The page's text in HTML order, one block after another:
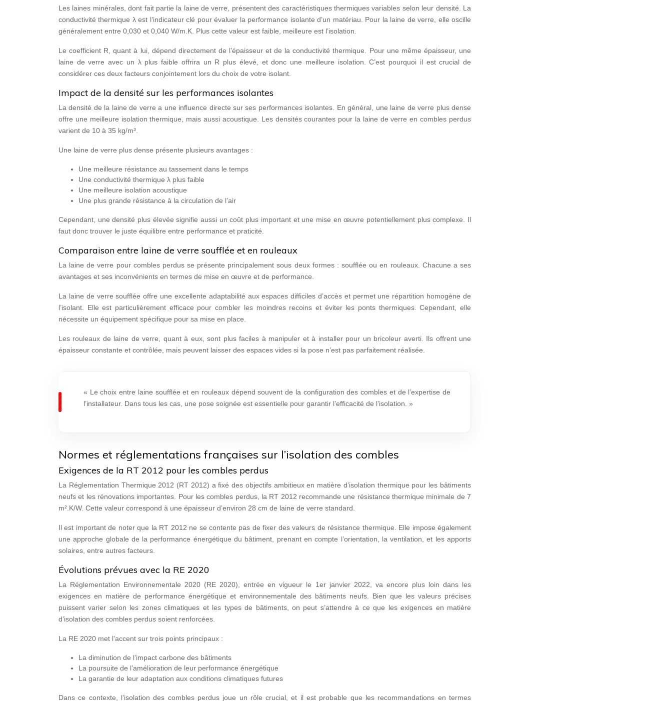
Les laines minérales, dont fait partie la laine de verre, présentent des caractéristiques thermiques variables selon leur densité. La
conductivité thermique λ est l’indicateur clé pour évaluer la performance isolante d’un matériau. Pour la laine de verre, elle oscille
généralement entre 0,030 et 0,040 W/m.K. Plus cette valeur est faible, meilleure est l’isolation.
Le coefficient R, quant à lui, dépend directement de l’épaisseur et de la conductivité thermique. Pour une même épaisseur, une
laine de verre avec un λ plus faible offrira un R plus élevé, et donc une meilleure isolation. C’est pourquoi il est crucial de
considérer ces deux facteurs conjointement lors du choix de votre isolant.
Impact de la densité sur les performances isolantes
La densité de la laine de verre a une influence directe sur ses performances isolantes. En général, une laine de verre plus dense
offre une meilleure isolation thermique, mais aussi acoustique. Les densités courantes pour la laine de verre en combles perdus
varient de 10 à 35 kg/m³.
Une laine de verre plus dense présente plusieurs avantages :
Une meilleure résistance au tassement dans le temps
Une conductivité thermique λ plus faible
Une meilleure isolation acoustique
Une plus grande résistance à la circulation de l’air
Cependant, une densité plus élevée signifie aussi un coût plus important et une mise en œuvre potentiellement plus complexe. Il
faut donc trouver le juste équilibre entre performance et praticité.
Comparaison entre laine de verre soufflée et en rouleaux
La laine de verre pour combles perdus se présente principalement sous deux formes : soufflée ou en rouleaux. Chacune a ses
avantages et ses inconvénients en termes de mise en œuvre et de performance.
La laine de verre soufflée offre une excellente adaptabilité aux espaces difficiles d’accès et permet une répartition homogène de
l’isolant. Elle est particulièrement efficace pour combler les moindres recoins et éviter les ponts thermiques. Cependant, elle
nécessite un équipement spécifique pour sa mise en place.
Les rouleaux de laine de verre, quant à eux, sont plus faciles à manipuler et à installer pour un bricoleur averti. Ils offrent une
épaisseur constante et contrôlée, mais peuvent laisser des espaces vides si la pose n’est pas parfaitement réalisée.
« Le choix entre laine soufflée et en rouleaux dépend souvent de la configuration des combles et de l’expertise de
l’installateur. Dans tous les cas, une pose soignée est essentielle pour garantir l’efficacité de l’isolation. »
Normes et réglementations françaises sur l’isolation des combles
Exigences de la RT 2012 pour les combles perdus
La Réglementation Thermique 2012 (RT 2012) a fixé des objectifs ambitieux en matière d’isolation thermique pour les bâtiments
neufs et les rénovations importantes. Pour les combles perdus, la RT 2012 recommande une résistance thermique minimale de 7
m².K/W. Cette valeur correspond à une épaisseur d’environ 28 cm de laine de verre standard.
Il est important de noter que la RT 2012 ne se contente pas de fixer des valeurs de résistance thermique. Elle impose également
une approche globale de la performance énergétique du bâtiment, prenant en compte l’orientation, la ventilation, et les apports
solaires, entre autres facteurs.
Évolutions prévues avec la RE 2020
La Réglementation Environnementale 2020 (RE 2020), entrée en vigueur le 1er janvier 2022, va encore plus loin dans les
exigences en matière de performance énergétique et environnementale des bâtiments neufs. Bien que les valeurs précises
puissent varier selon les zones climatiques et les types de bâtiments, on peut s’attendre à ce que les exigences en matière
d’isolation des combles perdus soient renforcées.
La RE 2020 met l’accent sur trois points principaux :
La diminution de l’impact carbone des bâtiments
La poursuite de l’amélioration de leur performance énergétique
La garantie de leur adaptation aux conditions climatiques futures
Dans ce contexte, l’isolation des combles perdus joue un rôle crucial, et il est probable que les recommandations en termes